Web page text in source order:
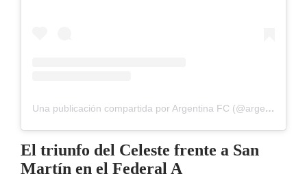
Una publicación compartida por Argentina FC (@argentinafcok1)
El triunfo del Celeste frente a San
Martín en el Federal A